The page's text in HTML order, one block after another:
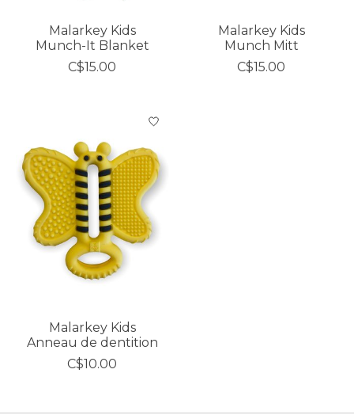
Malarkey Kids
Munch-It Blanket
C$15.00
Malarkey Kids
Munch Mitt
C$15.00
Malarkey Kids
Anneau de dentition
C$10.00